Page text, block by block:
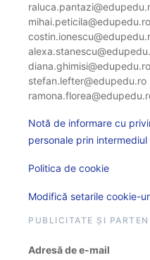
mihai.peticila@edupedu.ro
diana.ghimisi@edupedu.ro
stefan.lefter@edupedu.ro
Notă de informare cu
personale prin
Politica de cookie
Modifică setarile cookie-
PUBLICITATE ȘI
Adresă de e-mail